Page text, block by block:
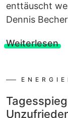
enttäuscht
Dennis
Weiterlesen